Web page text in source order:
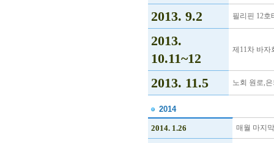
2013. 9.2 필리핀 12호
2013.
10.11~12
제11차 바자
2013. 11.5 노회 원로,
2014
2014. 1.26 매월 마지